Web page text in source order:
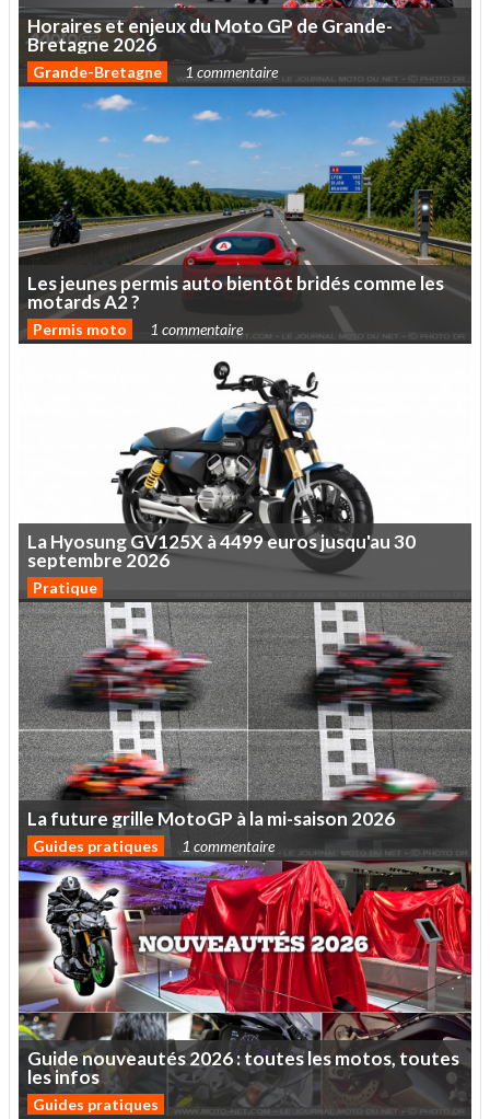
HorairesetenjeuxduMotoGPdeGrande-
Bretagne 2026
Grande-Bretagne 1 commentaire
Lesjeunespermisautobientôt bridéscommeles
motardsA2?
Permis moto 1 commentaire
LaHyosungGV125X à4499eurosjusqu'au30
septembre 2026
Pratique
Lafuturegrille MotoGP àlami-saison 2026
Guides pratiques 1 commentaire
Guidenouveautés2026:touteslesmotos,toutes
lesinfos
Guides pratiques